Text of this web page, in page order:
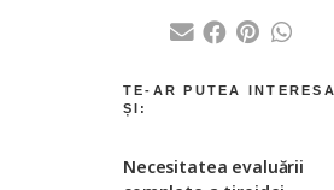
Necesitatea evaluării